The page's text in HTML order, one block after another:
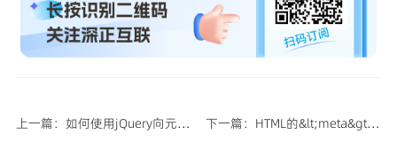
上一篇：如何使用jQuery向元素中添加和删除多个class类？ 下一篇：HTML的&lt;meta&gt;标签怎么用？